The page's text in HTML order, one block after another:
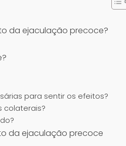
da ejaculação precoce?
para sentir os efeitos?
colaterais?
da ejaculação precoce